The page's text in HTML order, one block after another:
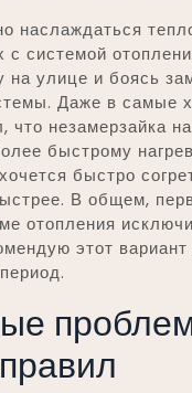
наслаждаться
системой
на улице и боясь
Даже в самые
незамерзайка
быстрому
быстро
В общем,
отопления
этот